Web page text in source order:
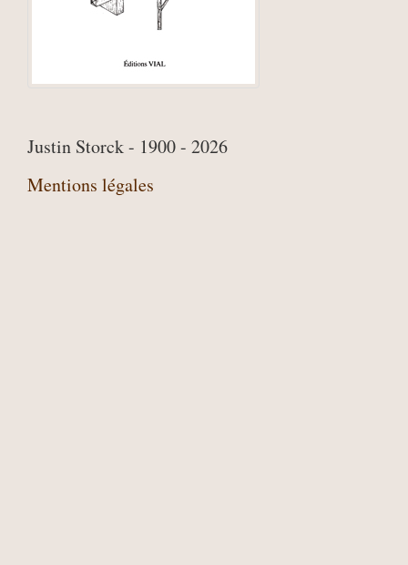
Justin Storck - 1900 - 2026
Mentions légales